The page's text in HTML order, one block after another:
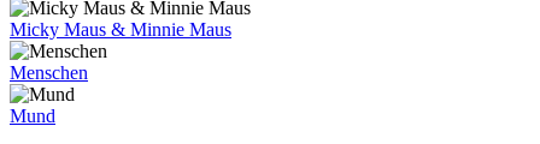
Micky Maus & Minnie Maus
Menschen
Mund